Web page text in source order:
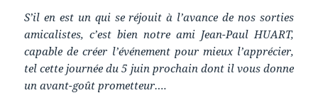
S’il en est un qui se réjouit à l’avance de nos sorties
amicalistes, c’est bien notre ami Jean-Paul HUART,
capable de créer l’événement pour mieux l’apprécier,
tel cette journée du 5 juin prochain dont il vous donne
un avant-goût prometteur….